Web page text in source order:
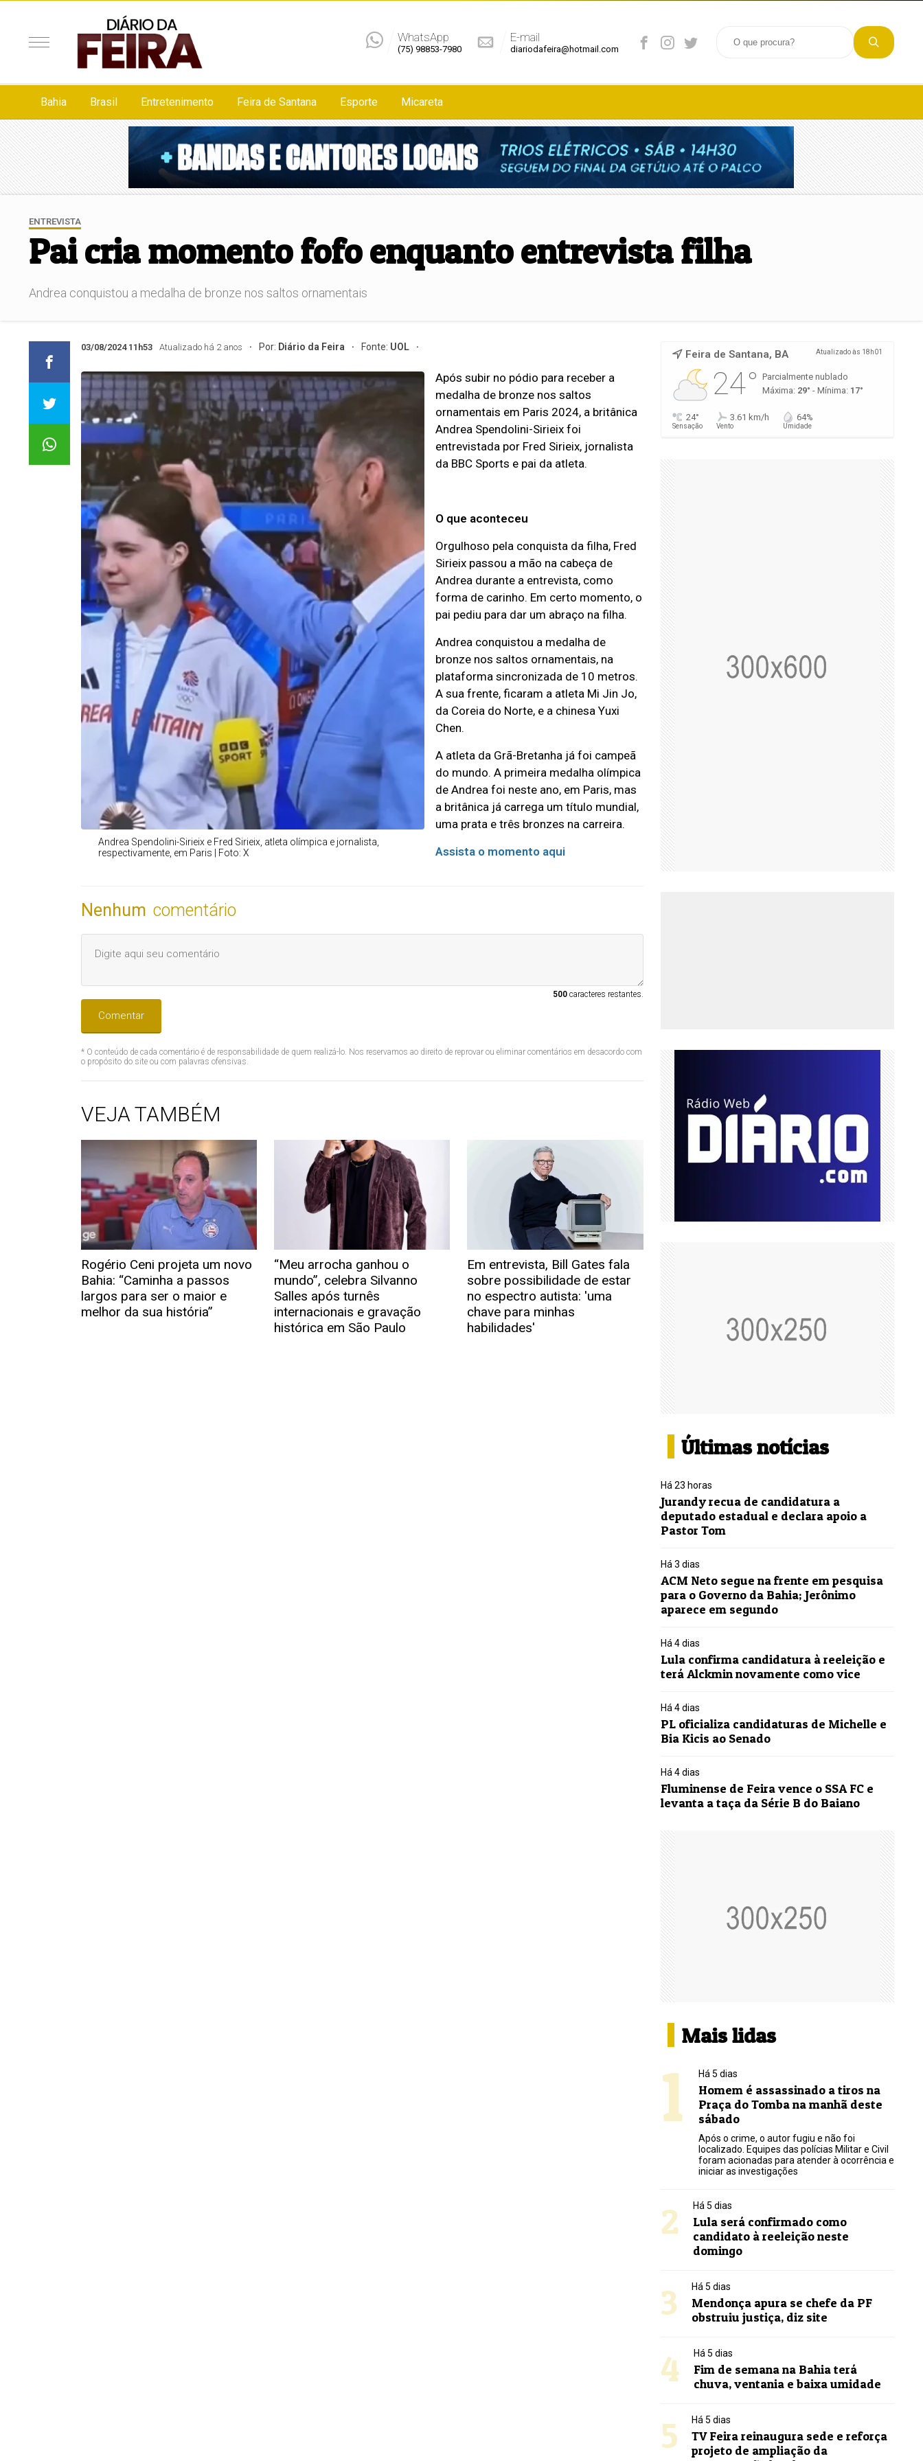
E-mail
diariodafeira@hotmail.com
WhatsApp
(75) 98853-7980
Bahia Brasil Entretenimento Feira de Santana Esporte Micareta
ENTREVISTA
Pai cria momento fofo enquanto entrevista filha
Andrea conquistou a medalha de bronze nos saltos ornamentais
03/08/2024 11h53 Atualizado há 2 anos Por: Diário da Feira Fonte: UOL
Andrea Spendolini-Sirieix e Fred Sirieix, atleta olímpica e jornalista,
respectivamente, em Paris | Foto: X
Após subir no pódio para receber a
medalha de bronze nos saltos
ornamentais em Paris 2024, a britânica
Andrea Spendolini-Sirieix foi
entrevistada por Fred Sirieix, jornalista
da BBC Sports e pai da atleta.
O que aconteceu
Orgulhoso pela conquista da filha, Fred
Sirieix passou a mão na cabeça de
Andrea durante a entrevista, como
forma de carinho. Em certo momento, o
pai pediu para dar um abraço na filha.
Andrea conquistou a medalha de
bronze nos saltos ornamentais, na
plataforma sincronizada de 10 metros.
A sua frente, ficaram a atleta Mi Jin Jo,
da Coreia do Norte, e a chinesa Yuxi
Chen.
A atleta da Grã-Bretanha já foi campeã
do mundo. A primeira medalha olímpica
de Andrea foi neste ano, em Paris, mas
a britânica já carrega um título mundial,
uma prata e três bronzes na carreira.
Assista o momento aqui
Nenhum comentário
500caracteres restantes.
Comentar
* O conteúdo de cada comentário é de responsabilidade de quem realizá-lo. Nos reservamos ao direito de reprovar ou eliminar comentários em desacordo com
o propósito do site ou com palavras ofensivas.
VEJA TAMBÉM
Rogério Ceni projeta um novo
Bahia: “Caminha a passos
largos para ser o maior e
melhor da sua história”
“Meu arrocha ganhou o
mundo”, celebra Silvanno
Salles após turnês
internacionais e gravação
histórica em São Paulo
Em entrevista, Bill Gates fala
sobre possibilidade de estar
no espectro autista: 'uma
chave para minhas
habilidades'
Feira de Santana, BA Atualizado às 18h01
24°
Parcialmente nublado
Máxima: 29° - Mínima: 17°
24°
Sensação
3.61 km/h
Vento
64%
Umidade
Últimas notícias
Há 23 horas
Jurandy recua de candidatura a
deputado estadual e declara apoio a
Pastor Tom
Há 3 dias
ACM Neto segue na frente em pesquisa
para o Governo da Bahia; Jerônimo
aparece em segundo
Há 4 dias
Lula confirma candidatura à reeleição e
terá Alckmin novamente como vice
Há 4 dias
PL oficializa candidaturas de Michelle e
Bia Kicis ao Senado
Há 4 dias
Fluminense de Feira vence o SSA FC e
levanta a taça da Série B do Baiano
Mais lidas
1 Há 5 dias
Homem é assassinado a tiros na
Praça do Tomba na manhã deste
sábado
Após o crime, o autor fugiu e não foi
localizado. Equipes das polícias Militar e Civil
foram acionadas para atender à ocorrência e
iniciar as investigações
2 Há 5 dias
Lula será confirmado como
candidato à reeleição neste
domingo
3 Há 5 dias
Mendonça apura se chefe da PF
obstruiu justiça, diz site
4 Há 5 dias
Fim de semana na Bahia terá
chuva, ventania e baixa umidade
5 Há 5 dias
TV Feira reinaugura sede e reforça
projeto de ampliação da